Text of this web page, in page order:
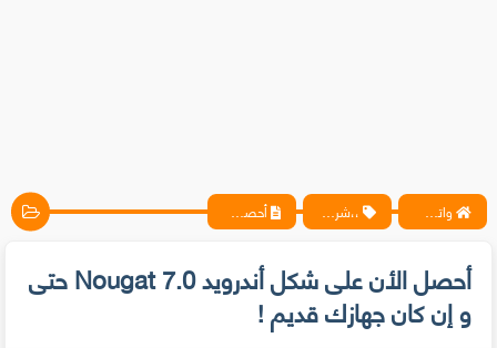
واتس آب ، فيسبوك ، أنترنت ، شروحات تقنية حصرية - المحترف ،،شروحات، أحصل الأن على شكل أندرويد 7.0 Nougat حتى و إن كان جهازك قديم !
أحصل الأن على شكل أندرويد 7.0 Nougat حتى
و إن كان جهازك قديم !